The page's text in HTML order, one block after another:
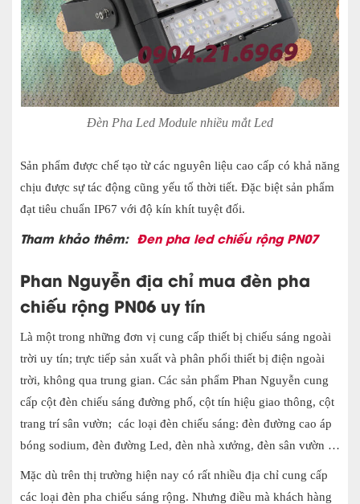
Đèn Pha Led Module nhiều mắt Led
Sản phẩm được chế tạo từ các nguyên liệu cao cấp có khả năng
chịu được sự tác động cũng yếu tố thời tiết. Đặc biệt sản phẩm
đạt tiêu chuẩn IP67 với độ kín khít tuyệt đối.
Tham khảo thêm: Đen pha led chiếu rộng PN07
Phan Nguyễn địa chỉ mua đèn pha
chiếu rộng PN06 uy tín
Là một trong những đơn vị cung cấp thiết bị chiếu sáng ngoài
trời uy tín; trực tiếp sản xuất và phân phối thiết bị điện ngoài
trời, không qua trung gian. Các sản phẩm Phan Nguyễn cung
cấp cột đèn chiếu sáng đường phố, cột tín hiệu giao thông, cột
trang trí sân vườn; các loại đèn chiếu sáng: đèn đường cao áp
bóng sodium, đèn đường Led, đèn nhà xưởng, đèn sân vườn …
Mặc dù trên thị trường hiện nay có rất nhiều địa chỉ cung cấp
các loại đèn pha chiếu sáng rộng. Nhưng điều mà khách hàng